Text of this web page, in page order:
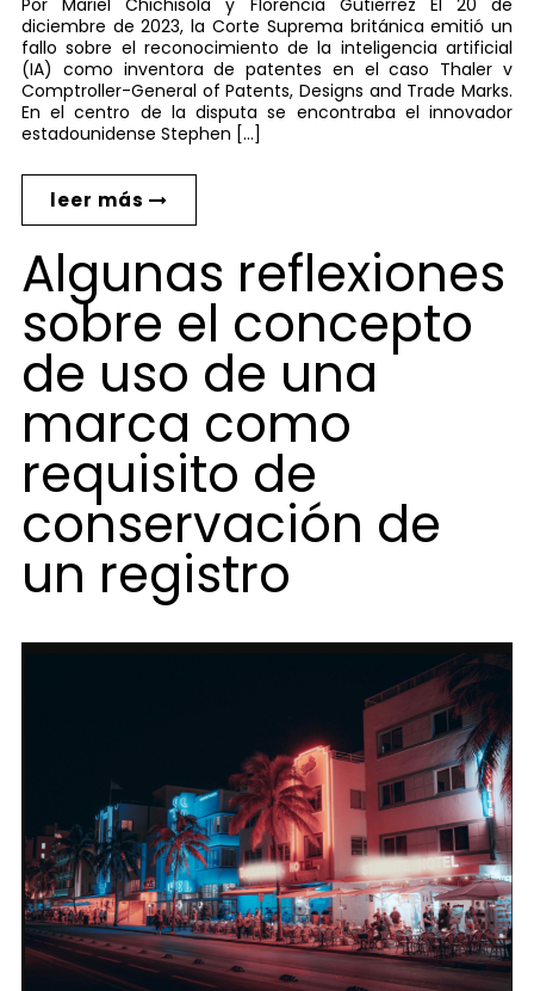
diciembre de 2023, la Corte Suprema británica emitió un
fallo sobre el reconocimiento de la inteligencia artificial
(IA) como inventora de patentes en el caso Thaler v
Comptroller-General of Patents, Designs and Trade Marks.
En el centro de la disputa se encontraba el innovador
estadounidense Stephen […]
leer más
Algunas reflexiones
sobre el concepto
de uso de una
marca como
requisito de
conservación de
un registro